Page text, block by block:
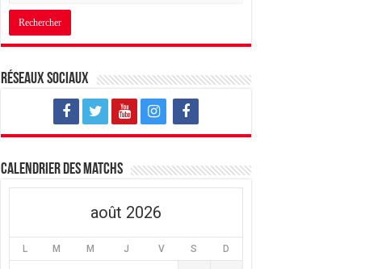
Réseaux sociaux
Calendrier des matchs
août 2026
L M M J V S D